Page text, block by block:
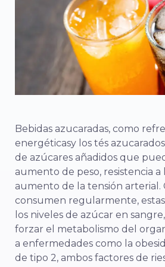
Bebidas azucaradas, como
energéticasy los tés
de azúcares añadidos que
aumento de peso, resistencia a
aumento de la tensión arterial.
consumen regularmente,
los niveles de azúcar en
forzar el metabolismo del
a enfermedades como la
de tipo 2, ambos factores de